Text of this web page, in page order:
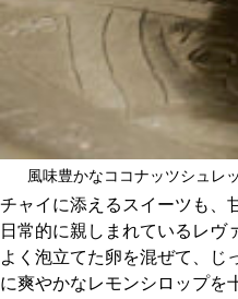
風味豊かなココナッツシュレ
チャイに添えるスイーツも、
日常的に親しまれているレヴ
よく泡立てた卵を混ぜて、じ
に爽やかなレモンシロップを